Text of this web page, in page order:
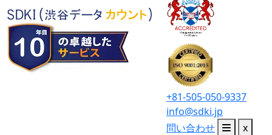
+81-505-050-9337
info@sdki.jp
問い合わせ
x